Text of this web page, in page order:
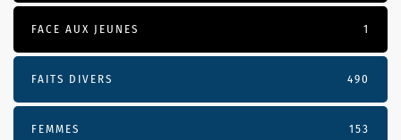
FACE AUX JEUNES 1
FAITS DIVERS 490
FEMMES 153